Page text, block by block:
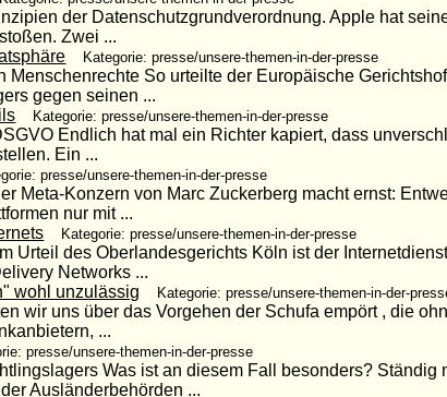
der Datenschutzgrundverordnung. Apple hat
Zwei ...
Kategorie: presse/unsere-themen-in-der-presse
Menschenrechte So urteilte der Europäische
gegen seinen ...
Kategorie: presse/unsere-themen-in-der-presse
Endlich hat mal ein Richter kapiert, dass
Ein ...
presse/unsere-themen-in-der-presse
Meta-Konzern von Marc Zuckerberg macht ernst:
nur mit ...
Kategorie: presse/unsere-themen-in-der-presse
Urteil des Oberlandesgerichts Köln ist der
Networks ...
wohl unzulässig Kategorie: presse/unsere-themen-in-der-
wir uns über das Vorgehen der Schufa empört , die
...
presse/unsere-themen-in-der-presse
Was ist an diesem Fall besonders? Ständig
Ausländerbehörden ...